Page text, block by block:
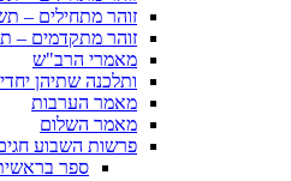
זוהר מתחילים –
זוהר מתקדמים –
מאמרי הרב"ש
ותלכנה שתיהן
מאמר הערבות
מאמר השלום
פרשות השבוע
ספר